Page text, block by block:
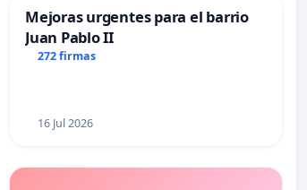
Mejoras urgentes para el barrio
Juan Pablo II
272 firmas
16 Jul 2026